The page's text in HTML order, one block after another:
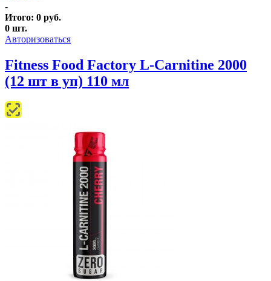
-
Итого: 0 руб.
0 шт.
Авторизоваться
Fitness Food Factory L-Сarnitine 2000
(12 шт в уп) 110 мл